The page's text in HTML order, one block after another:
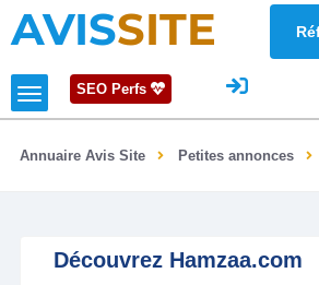
AVISSITE
SEO Perfs
Annuaire Avis Site Petites annonces
Découvrez Hamzaa.com